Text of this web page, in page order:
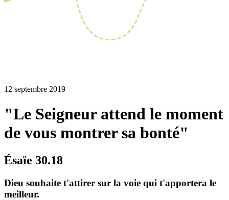
12 septembre 2019
"Le Seigneur attend le moment
de vous montrer sa bonté"
Ésaïe 30.18
Dieu souhaite t'attirer sur la voie qui t'apportera le
meilleur.